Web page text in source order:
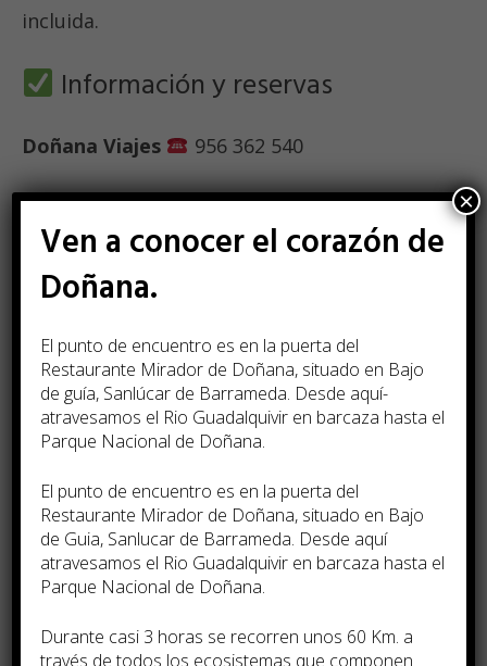
incluida.
Información y reservas
Doñana Viajes 956 362 540
Toda la información en el
Folleto.
Ven a conocer el corazón de
Doñana.
El punto de encuentro es en la puerta del
Restaurante Mirador de Doñana, situado en Bajo
de guía, Sanlúcar de Barrameda. Desde aquí­
atravesamos el Rio Guadalquivir en barcaza hasta el
Parque Nacional de Doñana.
El punto de encuentro es en la puerta del
Restaurante Mirador de Doñana, situado en Bajo
de Guia, Sanlucar de Barrameda. Desde aquí
atravesamos el Rio Guadalquivir en barcaza hasta el
Parque Nacional de Doñana.
Durante casi 3 horas se recorren unos 60 Km. a
través de todos los ecosistemas que componen
×